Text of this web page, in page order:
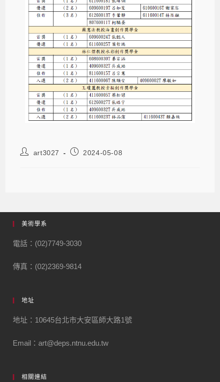
art3027 2024-05-08
美術學系
電話：(02)7749-3030
傳真：(02)2369-9814
地址
地址：10645台北市大安區師大路1號
Email：art@deps.ntnu.edu.tw
相關連結